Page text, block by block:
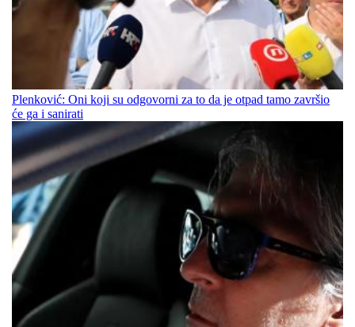
Plenković: Oni koji su odgovorni za to da je otpad tamo završio
će ga i sanirati